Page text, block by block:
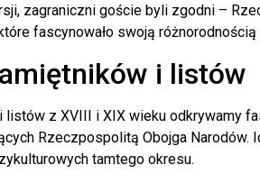
zagraniczni goście byli zgodni –
fascynowało swoją
i listów
z XVIII i XIX wieku odkrywamy
Rzeczpospolitą Obojga Narodów.
tamtego okresu.